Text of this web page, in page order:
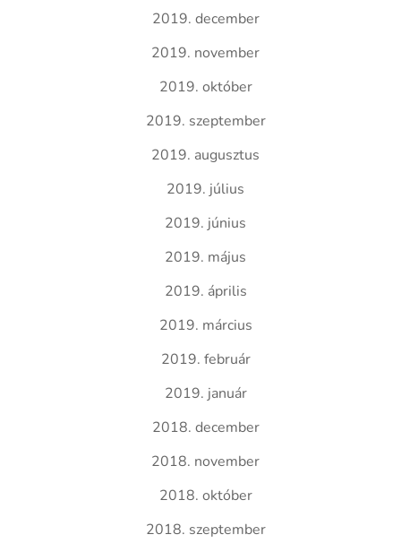
2019. december
2019. november
2019. október
2019. szeptember
2019. augusztus
2019. július
2019. június
2019. május
2019. április
2019. március
2019. február
2019. január
2018. december
2018. november
2018. október
2018. szeptember